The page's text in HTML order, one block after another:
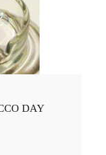
DAY